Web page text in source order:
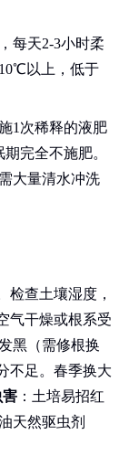
每天2-3小时柔
以上，低于
1次稀释的液肥
完全不施肥。
大量清水冲洗
检查土壤湿度，
气干燥或根系受
黑（需修根换
不足。春季换大
害 ：土培易招红
天然驱虫剂